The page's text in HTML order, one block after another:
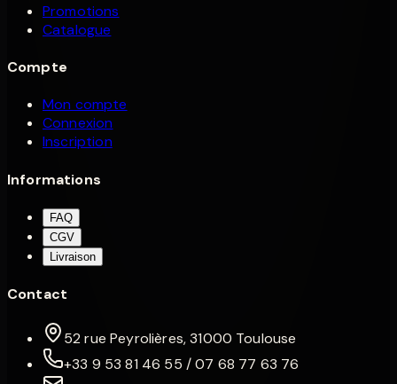
Promotions
Catalogue
Compte
Mon compte
Connexion
Inscription
Informations
FAQ
CGV
Livraison
Contact
52 rue Peyrolières, 31000 Toulouse
+33 9 53 81 46 55 / 07 68 77 63 76